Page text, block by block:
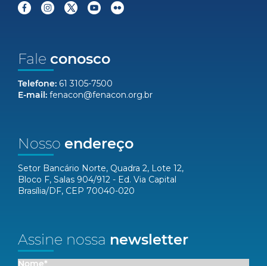
Fale conosco
Telefone: 61 3105-7500
E-mail: fenacon@fenacon.org.br
Nosso endereço
Setor Bancário Norte, Quadra 2, Lote 12,
Bloco F, Salas 904/912 - Ed. Via Capital
Brasília/DF, CEP 70040-020
Assine nossa newsletter
Nome*